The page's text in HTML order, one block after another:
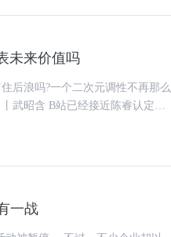
未来价值吗
后浪吗?一个二次元调性不再那么
一战